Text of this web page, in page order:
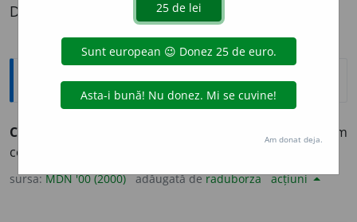
Definiția cu ID-ul 458278:
Explicative DEX
CURC
plantă din sud-estul Asiei, al cărei rizom
conține o feculă ușor digerabilă. (<
sursa:MDN '00 (2000) adăugată deraduborza acțiuni
Am donat deja.